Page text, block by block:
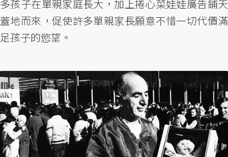
多孩子在單親家庭長大，加上捲心菜娃娃廣告鋪天
蓋地而來，促使許多單親家長願意不惜一切代價滿
足孩子的慾望。